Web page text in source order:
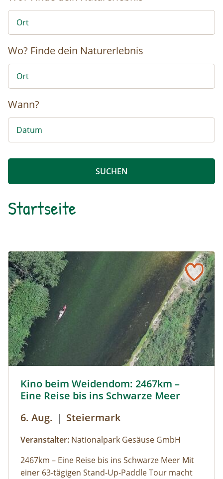
Wo? Finde dein Naturerlebnis
Wann?
Startseite
Kino beim Weidendom: 2467km –
Eine Reise bis ins Schwarze Meer
6. Aug. | Steiermark
Veranstalter: Nationalpark Gesäuse GmbH
2467km – Eine Reise bis ins Schwarze Meer Mit
einer 63-tägigen Stand-Up-Paddle Tour macht